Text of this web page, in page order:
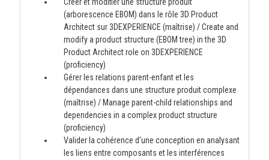
(arborescence EBOM) dans le rôle 3D Product
Architect sur 3DEXPERIENCE (maîtrise) / Create and
modify a product structure (EBOM tree) in the 3D
Product Architect role on 3DEXPERIENCE
(proficiency)
Gérer les relations parent-enfant et les
dépendances dans une structure produit complexe
(maîtrise) / Manage parent-child relationships and
dependencies in a complex product structure
(proficiency)
Valider la cohérence d'une conception en analysant
les liens entre composants et les interférences